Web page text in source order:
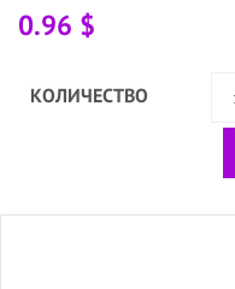
0.96 $
КОЛИЧЕСТВО